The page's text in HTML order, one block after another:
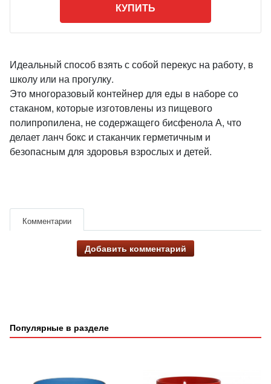
КУПИТЬ
Идеальный способ взять с собой перекус на работу, в
школу или на прогулку.
Это многоразовый контейнер для еды в наборе со
стаканом, которые изготовлены из пищевого
полипропилена, не содержащего бисфенола А, что
делает ланч бокс и стаканчик герметичным и
безопасным для здоровья взрослых и детей.
Комментарии
Добавить комментарий
Популярные в разделе